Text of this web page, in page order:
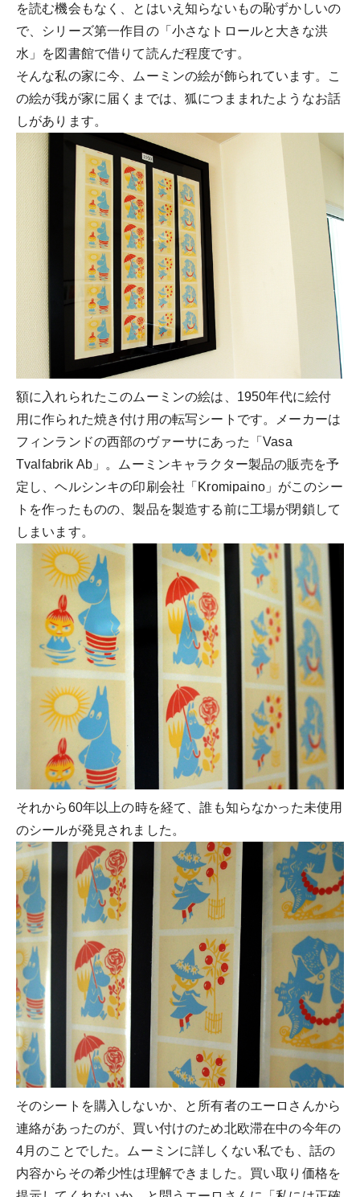
を読む機会もなく、とはいえ知らないもの恥ずかしいの
で、シリーズ第一作目の「小さなトロールと大きな洪
水」を図書館で借りて読んだ程度です。
そんな私の家に今、ムーミンの絵が飾られています。こ
の絵が我が家に届くまでは、狐につままれたようなお話
しがあります。
額に入れられたこのムーミンの絵は、1950年代に絵付
用に作られた焼き付け用の転写シートです。メーカーは
フィンランドの西部のヴァーサにあった「Vasa
Tvalfabrik Ab」。ムーミンキャラクター製品の販売を予
定し、ヘルシンキの印刷会社「Kromipaino」がこのシー
トを作ったものの、製品を製造する前に工場が閉鎖して
しまいます。
それから60年以上の時を経て、誰も知らなかった未使用
のシールが発見されました。
そのシートを購入しないか、と所有者のエーロさんから
連絡があったのが、買い付けのため北欧滞在中の今年の
4月のことでした。ムーミンに詳しくない私でも、話の
内容からその希少性は理解できました。買い取り価格を